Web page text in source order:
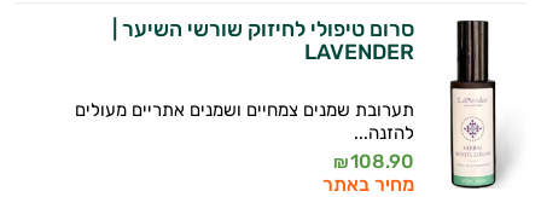
סרום טיפולי לחיזוק שורשי השיער |
LAVENDER
תערובת שמנים צמחיים ושמנים אתריים מעולים
להזנה...
108.90
₪
מחיר באתר